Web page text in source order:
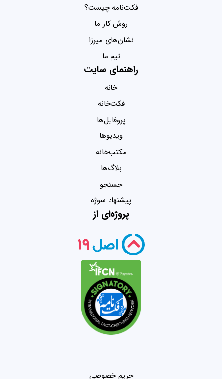
فکت‌نامه چیست؟
روش کار ما
نشان‌های میرزا
تیم ما
راهنمای سایت
خانه
فکت‌خانه
پروفایل‌ها
ویدیو‌ها
مکتب‌خانه
بلاگ‌ها
جستجو
پیشنهاد سوژه
پروژه‌ای از
حریم خصوصی